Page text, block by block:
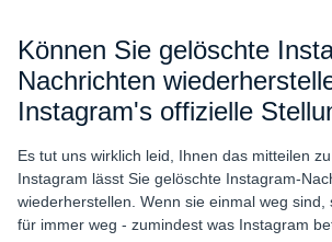
Können Sie gelöschte
Nachrichten
Instagram's offizielle
Es tut uns wirklich leid, Ihnen das mitteilen
Instagram lässt Sie gelöschte Instagram-
wiederherstellen. Wenn sie einmal weg sind,
für immer weg - zumindest was Instagram